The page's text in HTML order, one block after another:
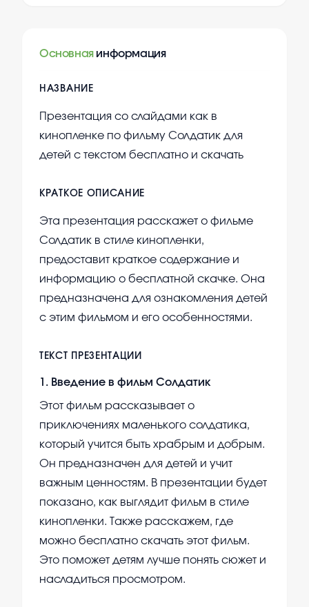
Основная информация
НАЗВАНИЕ
Презентация со слайдами как в
кинопленке по фильму Солдатик для
детей с текстом бесплатно и скачать
КРАТКОЕ ОПИСАНИЕ
Эта презентация расскажет о фильме
Солдатик в стиле кинопленки,
предоставит краткое содержание и
информацию о бесплатной скачке. Она
предназначена для ознакомления детей
с этим фильмом и его особенностями.
ТЕКСТ ПРЕЗЕНТАЦИИ
1 . Введение в фильм Солдатик
Этот фильм рассказывает о
приключениях маленького солдатика,
который учится быть храбрым и добрым.
Он предназначен для детей и учит
важным ценностям. В презентации будет
показано, как выглядит фильм в стиле
кинопленки. Также расскажем, где
можно бесплатно скачать этот фильм.
Это поможет детям лучше понять сюжет и
насладиться просмотром.